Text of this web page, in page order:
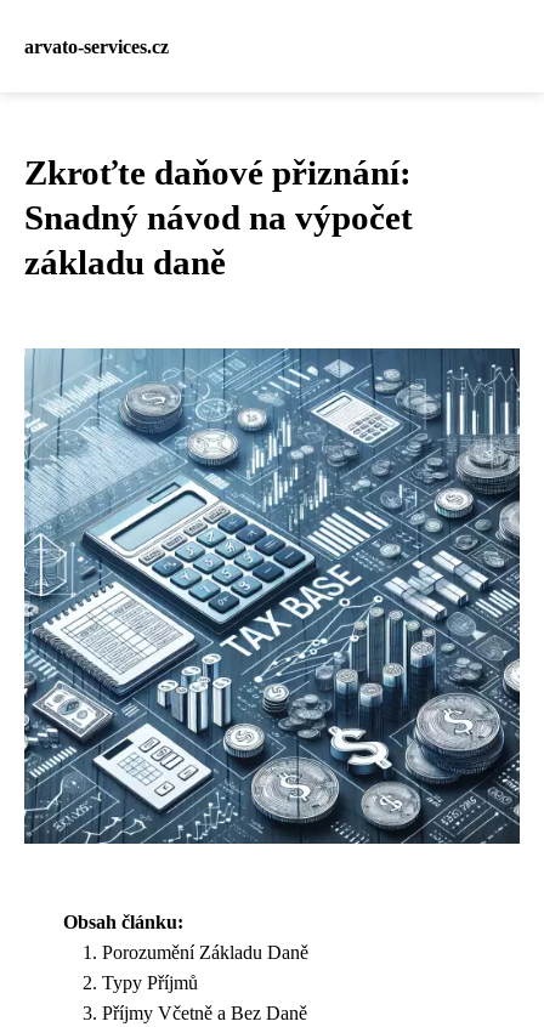
arvato-services.cz
Zkroťte daňové přiznání:
Snadný návod na výpočet
základu daně
Obsah článku:
Porozumění Základu Daně
Typy Příjmů
Příjmy Včetně a Bez Daně